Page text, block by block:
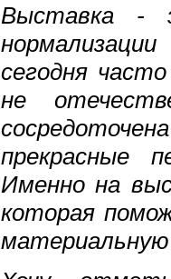
Выставка -
сегодня
не
прекрасные
Именно на
которая
материальную